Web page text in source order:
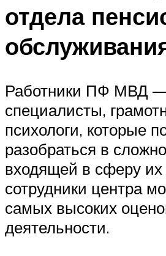
отдела
Работники ПФ МВД
специалисты,
психологи, которые
разобраться в
входящей в сферу их
сотрудники центра
самых высоких
деятельности.